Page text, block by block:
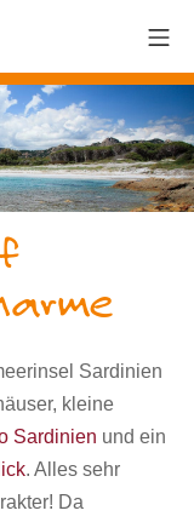
Sardinien
kleine
Sardinien und ein
. Alles sehr
Da